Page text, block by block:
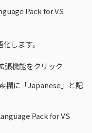
Pack for VS
します。
張機能をクリック
欄に「Japanese」と記
Pack for VS